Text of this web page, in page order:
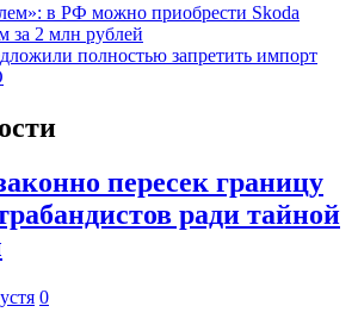
в РФ можно приобрести Skoda
за 2 млн рублей
полностью запретить импорт
пересек границу
ради тайной
0